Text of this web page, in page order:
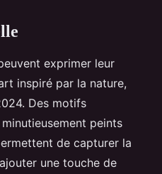
exprimer leur
inspiré par la nature,
Des motifs
peints
de capturer la
une touche de